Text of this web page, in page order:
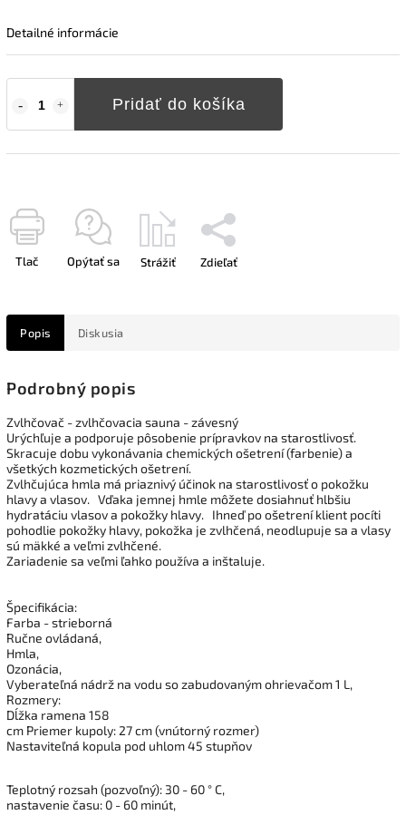
Pridať do košíka
Detailné informácie
Tlač Opýtať sa Strážiť Zdieľať
Popis Diskusia
Podrobný popis
Zvlhčovač - zvlhčovacia sauna - závesný
Urýchľuje a podporuje pôsobenie prípravkov na starostlivosť.
Skracuje dobu vykonávania chemických ošetrení (farbenie) a
všetkých kozmetických ošetrení.
Zvlhčujúca hmla má priaznivý účinok na starostlivosť o pokožku
hlavy a vlasov. Vďaka jemnej hmle môžete dosiahnuť hlbšiu
hydratáciu vlasov a pokožky hlavy. Ihneď po ošetrení klient pocíti
pohodlie pokožky hlavy, pokožka je zvlhčená, neodlupuje sa a vlasy
sú mäkké a veľmi zvlhčené.
Zariadenie sa veľmi ľahko používa a inštaluje.
Špecifikácia:
Farba - strieborná
Ručne ovládaná,
Hmla,
Ozonácia,
Vyberateľná nádrž na vodu so zabudovaným ohrievačom 1 L,
Rozmery:
Dĺžka ramena 158
cm Priemer kupoly: 27 cm (vnútorný rozmer)
Nastaviteľná kopula pod uhlom 45 stupňov
Teplotný rozsah (pozvoľný): 30 - 60 ° C,
nastavenie času: 0 - 60 minút,